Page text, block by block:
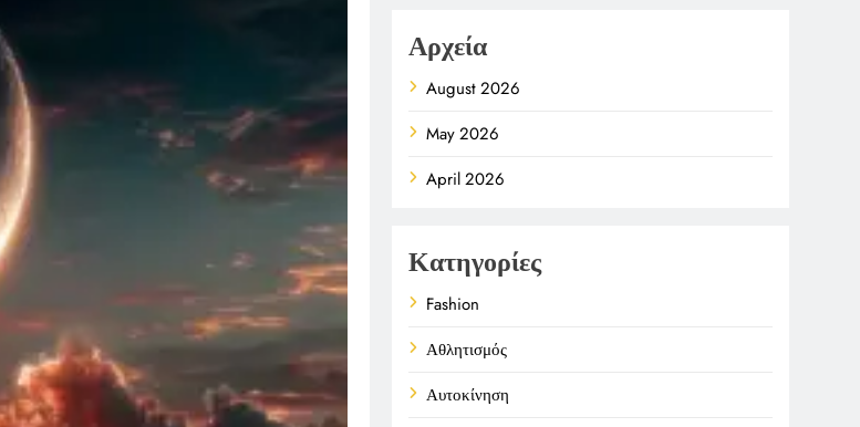
Αρχεία
August 2026
May 2026
April 2026
Κατηγορίες
Fashion
Αθλητισμός
Αυτοκίνηση